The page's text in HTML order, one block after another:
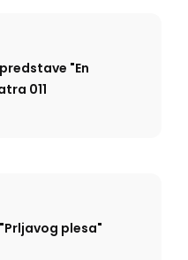
"En
011
plesa"